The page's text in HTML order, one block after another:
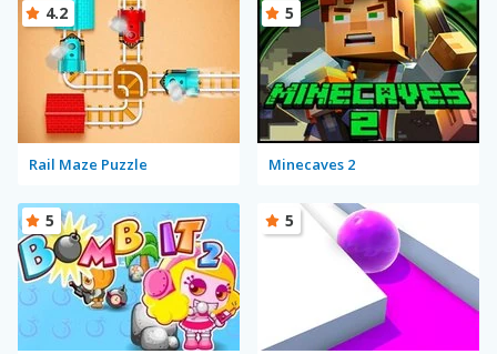
Rail Maze Puzzle
4.2
Minecaves 2
5
5 5